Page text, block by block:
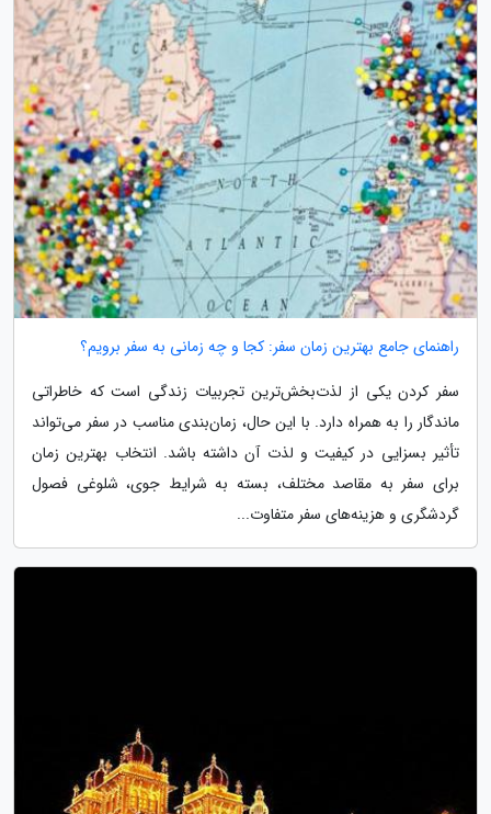
راهنمای جامع بهترین زمان سفر: کجا و چه زمانی به سفر برویم؟
سفر کردن یکی از لذت‌بخش‌ترین تجربیات زندگی است که خاطراتی
ماندگار را به همراه دارد. با این حال، زمان‌بندی مناسب در سفر می‌تواند
تأثیر بسزایی در کیفیت و لذت آن داشته باشد. انتخاب بهترین زمان
برای سفر به مقاصد مختلف، بسته به شرایط جوی، شلوغی فصول
گردشگری و هزینه‌های سفر متفاوت...